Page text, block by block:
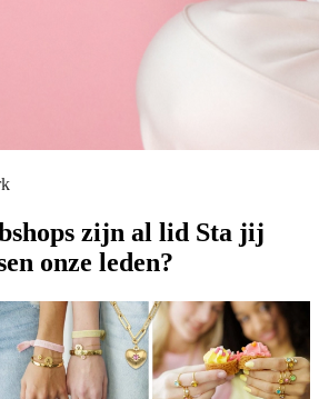
zijn al lid Sta jij
onze leden?